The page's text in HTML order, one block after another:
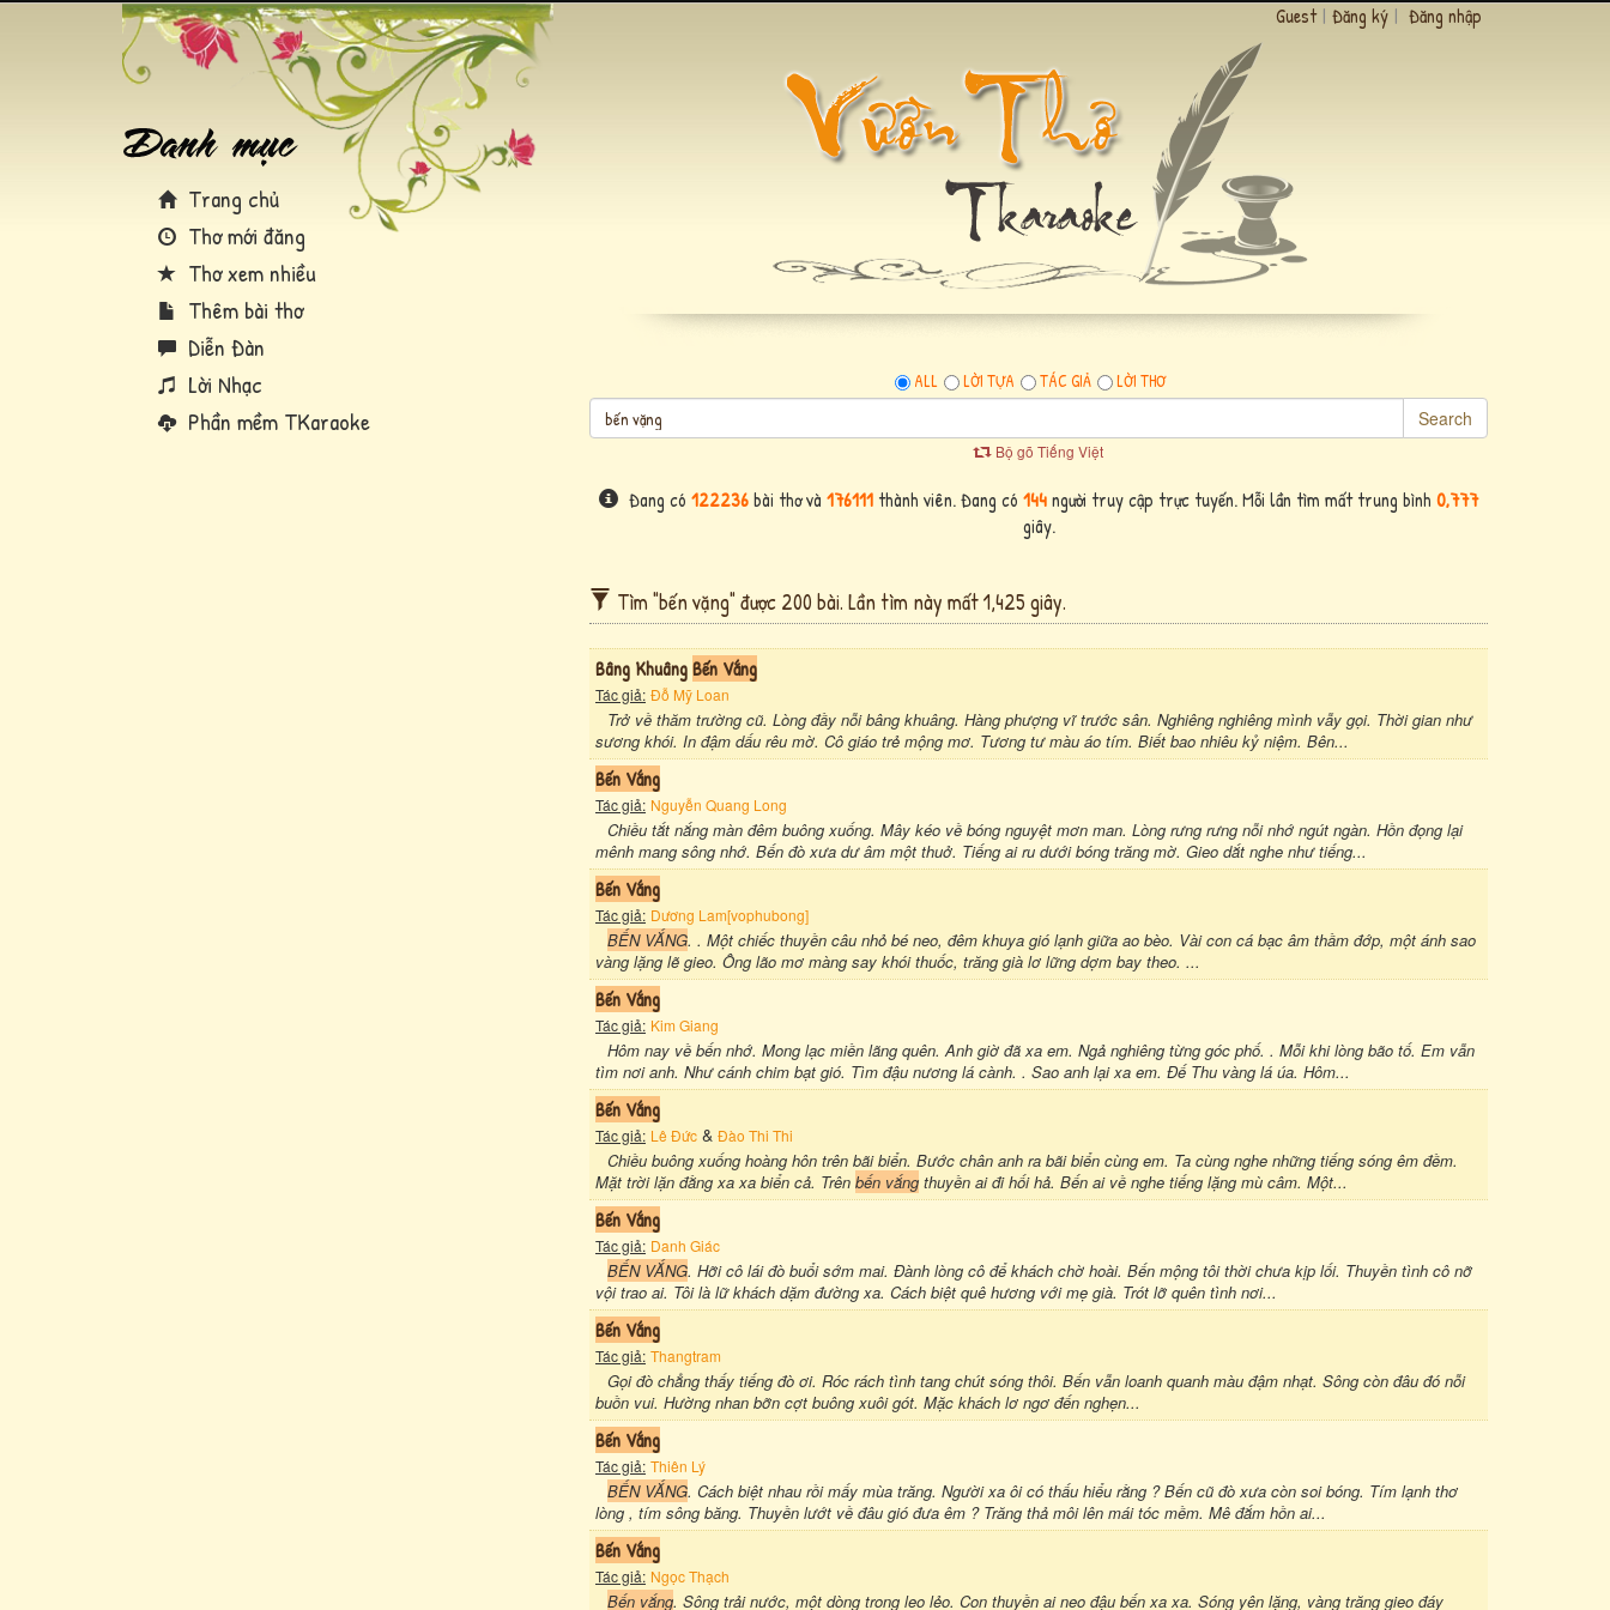
Trang chủ
Thơ mới đăng
Thơ xem nhiều
Thêm bài thơ
Diễn Đàn
Lời Nhạc
Phần mềm TKaraoke
Guest | Đăng ký | Đăng nhập
ALL LỜI TỰA TÁC GIẢ LỜI THƠ
Search
Bộ gõ Tiếng Việt
Đang có 122236bài thơ và 176111 thành viên. Đang có 144người truy cập trực tuyến. Mỗi lần tìm mất trung bình 0,777
giây.
Tìm "bến vặng" được 200 bài. Lần tìm này mất 1,425 giây.
Bâng KhuângBến Vắng
Tác giả: Đỗ Mỹ Loan
Trở về thăm trường cũ. Lòng đầy nỗi bâng khuâng. Hàng phượng vĩ trước sân. Nghiêng nghiêng mình vẫy gọi. Thời gian như
sương khói. In đậm dấu rêu mờ. Cô giáo trẻ mộng mơ. Tương tư màu áo tím. Biết bao nhiêu kỷ niệm. Bên...
Bến Vắng
Tác giả: Nguyễn Quang Long
Chiều tắt nắng màn đêm buông xuống. Mây kéo về bóng nguyệt mơn man. Lòng rưng rưng nỗi nhớ ngút ngàn. Hồn đọng lại
mênh mang sông nhớ. Bến đò xưa dư âm một thuở. Tiếng ai ru dưới bóng trăng mờ. Gieo dắt nghe như tiếng...
Bến Vắng
Tác giả: Dương Lam[vophubong]
BẾN VẮNG. . Một chiếc thuyền câu nhỏ bé neo, đêm khuya gió lạnh giữa ao bèo. Vài con cá bạc âm thầm đớp, một ánh sao
vàng lặng lẽ gieo. Ông lão mơ màng say khói thuốc, trăng già lơ lững dợm bay theo. ...
Bến Vắng
Tác giả: Kim Giang
Hôm nay về bến nhớ. Mong lạc miền lãng quên. Anh giờ đã xa em. Ngả nghiêng từng góc phố. . Mỗi khi lòng bão tố. Em vẫn
tìm nơi anh. Như cánh chim bạt gió. Tìm đậu nương lá cành. . Sao anh lại xa em. Đế Thu vàng lá úa. Hôm...
Bến Vắng
Tác giả: Lê Đức & Đào Thi Thi
Chiều buông xuống hoàng hôn trên bãi biển. Bước chân anh ra bãi biển cùng em. Ta cùng nghe những tiếng sóng êm đềm.
Mặt trời lặn đằng xa xa biển cả. Trên bến vắng thuyền ai đi hối hả. Bến ai về nghe tiếng lặng mù câm. Một...
Bến Vắng
Tác giả: Danh Giác
BẾN VẮNG. Hỡi cô lái đò buổi sớm mai. Đành lòng cô để khách chờ hoài. Bến mộng tôi thời chưa kịp lối. Thuyền tình cô nỡ
vội trao ai. Tôi là lữ khách dặm đường xa. Cách biệt quê hương với mẹ già. Trót lỡ quên tình nơi...
Bến Vắng
Tác giả: Thangtram
Gọi đò chẳng thấy tiếng đò ơi. Róc rách tình tang chút sóng thôi. Bến vẫn loanh quanh màu đậm nhạt. Sông còn đâu đó nỗi
buồn vui. Hường nhan bỡn cợt buông xuôi gót. Mặc khách lơ ngơ đến nghẹn...
Bến Vắng
Tác giả: Thiên Lý
BẾN VẮNG. Cách biệt nhau rồi mấy mùa trăng. Người xa ôi có thấu hiểu rằng ? Bến cũ đò xưa còn soi bóng. Tím lạnh thơ
lòng , tím sông băng. Thuyền lướt về đâu gió đưa êm ? Trăng thả môi lên mái tóc mềm. Mê đắm hồn ai...
Bến Vắng
Tác giả: Ngọc Thạch
Bến vắng. Sông trải nước, một dòng trong leo lẻo. Con thuyền ai neo đậu bến xa xa. Sóng yên lặng, vàng trăng gieo đáy